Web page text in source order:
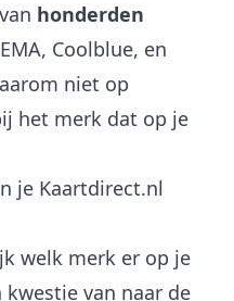
honderden
Coolblue, en
niet op
het merk dat op je
je Kaartdirect.nl
welk merk er op je
van naar de